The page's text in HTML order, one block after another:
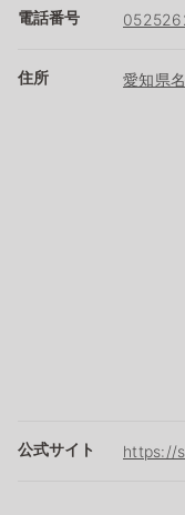
電話番号
住所 愛知県
公式サイト https://